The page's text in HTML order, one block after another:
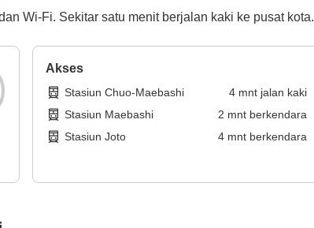
Wi-Fi. Sekitar satu menit berjalan kaki ke pusat kota.
Akses
Stasiun Chuo-Maebashi 4mnt jalan kaki
Stasiun Maebashi
2 mnt berkendara
Stasiun Joto
4mnt berkendara